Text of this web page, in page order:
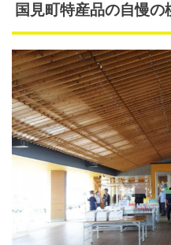
国見町特産品の自慢の